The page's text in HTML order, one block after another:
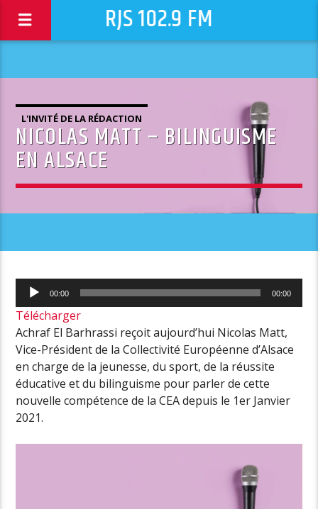
RJS 102.9 FM
L'INVITÉ DE LA RÉDACTION
NICOLAS MATT – BILINGUISME
EN ALSACE
Lecteur
audio
00:00 00:00
Télécharger
Achraf El Barhrassi reçoit aujourd’hui Nicolas Matt,
Vice-Président de la Collectivité Européenne d’Alsace
en charge de la jeunesse, du sport, de la réussite
éducative et du bilinguisme pour parler de cette
nouvelle compétence de la CEA depuis le 1er Janvier
2021.